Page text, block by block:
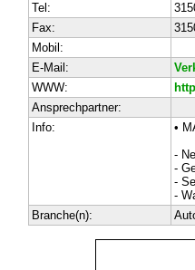
Tel:
Fax:
Mobil:
E-Mail:
WWW:
Ansprechpartner:
Info:
•
-
-
-
-
Branche(n):